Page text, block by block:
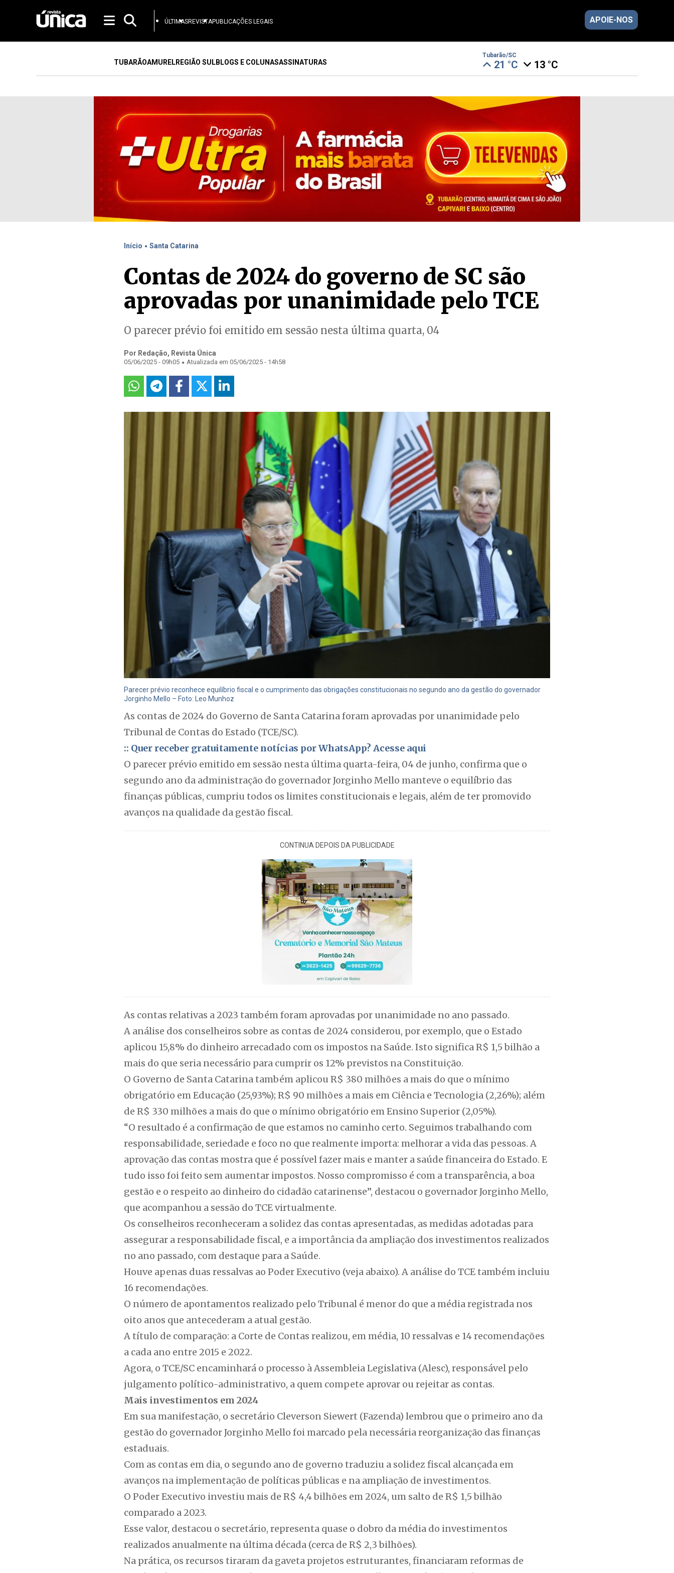
ÚLTIMASREVISTAPUBLICAÇÕES LEGAIS APOIE-NOS
TUBARÃOAMURELREGIÃO SULBLOGS E COLUNASASSINATURAS
Tubarão/SC
21 °C 13 °C
Início . Santa Catarina
Contas de 2024 do governo de SC são
aprovadas por unanimidade pelo TCE
O parecer prévio foi emitido em sessão nesta última quarta, 04
Por Redação, Revista Única
05/06/2025 - 09h05 . Atualizada em 05/06/2025 - 14h58
Parecer prévio reconhece equilíbrio fiscal e o cumprimento das obrigações constitucionais no segundo ano da gestão do governador
Jorginho Mello – Foto: Leo Munhoz
As contas de 2024 do Governo de Santa Catarina foram aprovadas por unanimidade pelo
Tribunal de Contas do Estado (TCE/SC).
:: Quer receber gratuitamente notícias por WhatsApp? Acesse aqui
O parecer prévio emitido em sessão nesta última quarta-feira, 04 de junho, confirma que o
segundo ano da administração do governador Jorginho Mello manteve o equilíbrio das
finanças públicas, cumpriu todos os limites constitucionais e legais, além de ter promovido
avanços na qualidade da gestão fiscal.
CONTINUA DEPOIS DA PUBLICIDADE
As contas relativas a 2023 também foram aprovadas por unanimidade no ano passado.
A análise dos conselheiros sobre as contas de 2024 considerou, por exemplo, que o Estado
aplicou 15,8% do dinheiro arrecadado com os impostos na Saúde. Isto significa R$ 1,5 bilhão a
mais do que seria necessário para cumprir os 12% previstos na Constituição.
O Governo de Santa Catarina também aplicou R$ 380 milhões a mais do que o mínimo
obrigatório em Educação (25,93%); R$ 90 milhões a mais em Ciência e Tecnologia (2,26%); além
de R$ 330 milhões a mais do que o mínimo obrigatório em Ensino Superior (2,05%).
“O resultado é a confirmação de que estamos no caminho certo. Seguimos trabalhando com
responsabilidade, seriedade e foco no que realmente importa: melhorar a vida das pessoas. A
aprovação das contas mostra que é possível fazer mais e manter a saúde financeira do Estado. E
tudo isso foi feito sem aumentar impostos. Nosso compromisso é com a transparência, a boa
gestão e o respeito ao dinheiro do cidadão catarinense”, destacou o governador Jorginho Mello,
que acompanhou a sessão do TCE virtualmente.
Os conselheiros reconheceram a solidez das contas apresentadas, as medidas adotadas para
assegurar a responsabilidade fiscal, e a importância da ampliação dos investimentos realizados
no ano passado, com destaque para a Saúde.
Houve apenas duas ressalvas ao Poder Executivo (veja abaixo). A análise do TCE também incluiu
16 recomendações.
O número de apontamentos realizado pelo Tribunal é menor do que a média registrada nos
oito anos que antecederam a atual gestão.
A título de comparação: a Corte de Contas realizou, em média, 10 ressalvas e 14 recomendações
a cada ano entre 2015 e 2022.
Agora, o TCE/SC encaminhará o processo à Assembleia Legislativa (Alesc), responsável pelo
julgamento político-administrativo, a quem compete aprovar ou rejeitar as contas.
Mais investimentos em 2024
Em sua manifestação, o secretário Cleverson Siewert (Fazenda) lembrou que o primeiro ano da
gestão do governador Jorginho Mello foi marcado pela necessária reorganização das finanças
estaduais.
Com as contas em dia, o segundo ano de governo traduziu a solidez fiscal alcançada em
avanços na implementação de políticas públicas e na ampliação de investimentos.
O Poder Executivo investiu mais de R$ 4,4 bilhões em 2024, um salto de R$ 1,5 bilhão
comparado a 2023.
Esse valor, destacou o secretário, representa quase o dobro da média do investimentos
realizados anualmente na última década (cerca de R$ 2,3 bilhões).
Na prática, os recursos tiraram da gaveta projetos estruturantes, financiaram reformas de